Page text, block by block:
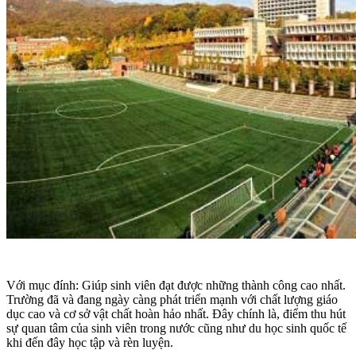
Với mục đính: Giúp sinh viên đạt được những thành công cao nhất.
Trường đã và đang ngày càng phát triển mạnh với chất lượng giáo
dục cao và cơ sở vật chất hoàn hảo nhất. Đây chính là, điểm thu hút
sự quan tâm của sinh viên trong nước cũng như du học sinh quốc tế
khi đến đây học tập và rèn luyện.